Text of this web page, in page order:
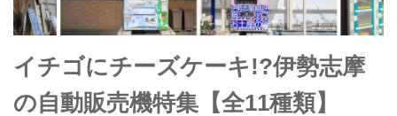
イチゴにチーズケーキ!?伊勢志摩
の自動販売機特集【全11種類】